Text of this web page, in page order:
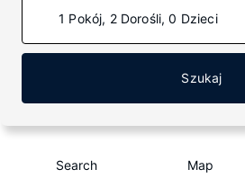
1 Pokój, 2 Dorośli, 0 Dzieci
Szukaj
Search Map